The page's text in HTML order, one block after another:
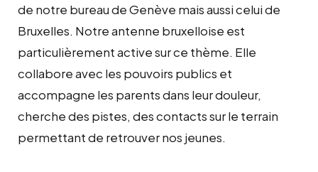
de notre bureau de Genève mais aussi celui de
Bruxelles. Notre antenne bruxelloise est
particulièrement active sur ce thème. Elle
collabore avec les pouvoirs publics et
accompagne les parents dans leur douleur,
cherche des pistes, des contacts sur le terrain
permettant de retrouver nos jeunes.